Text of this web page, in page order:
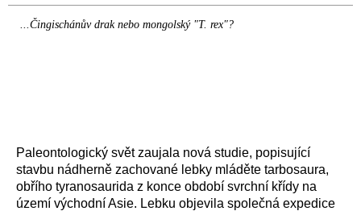
...Čingischánův drak nebo mongolský "T. rex"?
Paleontologický svět zaujala nová studie, popisující
stavbu nádherně zachované lebky mláděte tarbosaura,
obřího tyranosaurida z konce období svrchní křídy na
území východní Asie. Lebku objevila společná expedice